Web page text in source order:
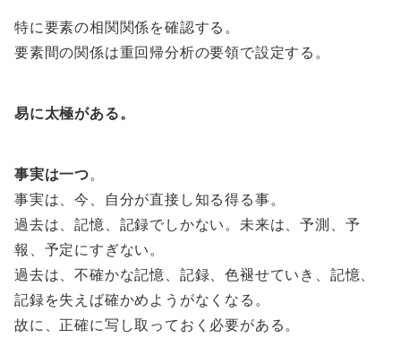
特に要素の相関関係を確認する。
要素間の関係は重回帰分析の要領で設定する。
易に太極がある。
事実は一つ。
事実は、今、自分が直接し知る得る事。
過去は、記憶、記録でしかない。未来は、予測、予
報、予定にすぎない。
過去は、不確かな記憶、記録、色褪せていき、記憶、
記録を失えば確かめようがなくなる。
故に、正確に写し取っておく必要がある。